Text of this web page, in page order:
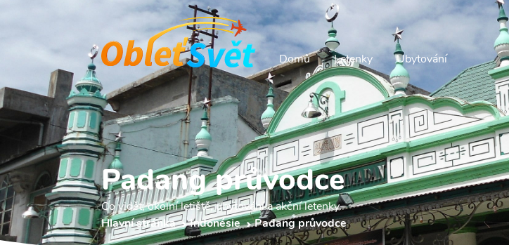
Domů Letenky Ubytování
Padang průvodce
Co vidět, okolní letiště, ubytování a akční letenky.
Hlavní stránka
Indonésie Padang průvodce